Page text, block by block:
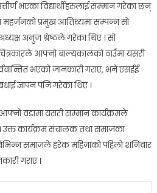
भएका विद्यार्थीहरुलाई सम्मान गरेका छन्
महर्जनको प्रमुख आतिथ्यमा सम्पन्न सो
अनुज श्रेष्ठले गरेका थिए । सो
आफ्नो बाल्यकालको ठाउँमा यसरी
भएको जानकारी गराए, भने एसईई
ज्ञापन पनि गरेका थिए ।
वडामा यसरी सम्मान कार्यक्रमले
। उक्त कार्यक्रम संचालक तथा समाजका
समाजले हरेक महिनाको पहिलो शनिवार
गराए ।